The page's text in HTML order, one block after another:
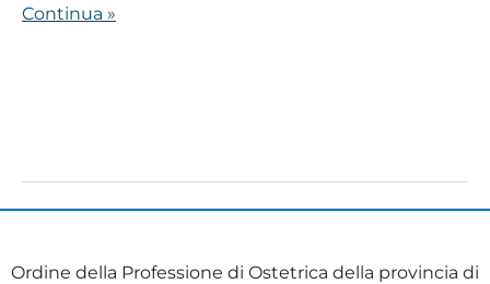
Continua »
Ordine della Professione di Ostetrica della provincia di